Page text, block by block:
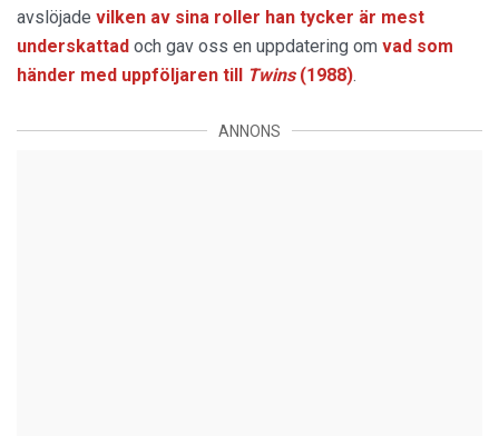
avslöjade vilken av sina roller han tycker är mest
underskattad och gav oss en uppdatering om vad som
händer med uppföljaren till Twins(1988).
ANNONS